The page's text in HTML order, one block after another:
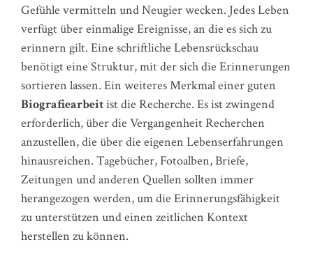
Gefühle vermitteln und Neugier wecken. Jedes Leben
verfügt über einmalige Ereignisse, an die es sich zu
erinnern gilt. Eine schriftliche Lebensrückschau
benötigt eine Struktur, mit der sich die Erinnerungen
sortieren lassen. Ein weiteres Merkmal einer guten
Biografiearbeitist die Recherche. Es ist zwingend
erforderlich, über die Vergangenheit Recherchen
anzustellen, die über die eigenen Lebenserfahrungen
hinausreichen. Tagebücher, Fotoalben, Briefe,
Zeitungen und anderen Quellen sollten immer
herangezogen werden, um die Erinnerungsfähigkeit
zu unterstützen und einen zeitlichen Kontext
herstellen zu können.